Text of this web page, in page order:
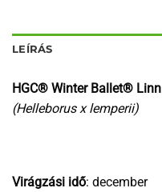
LEÍRÁS
HGC® Winter Ballet® Linn
(Helleborus x lemperii)
Virágzási idő: december